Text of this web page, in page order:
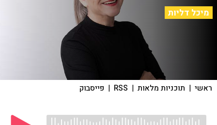
מיכל דליות
ראשי | תוכניות מלאות |
RSS
| פייסבוק